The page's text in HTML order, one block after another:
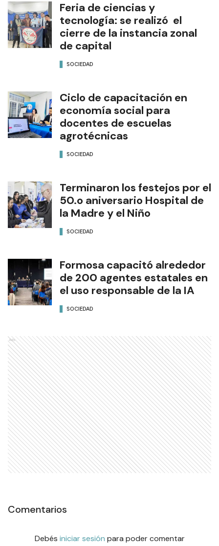
Feria de ciencias y
tecnología: se realizó el
cierre de la instancia zonal
de capital
SOCIEDAD
Ciclo de capacitación en
economía social para
docentes de escuelas
agrotécnicas
SOCIEDAD
Terminaron los festejos por el
50.o aniversario Hospital de
la Madre y el Niño
SOCIEDAD
Formosa capacitó alrededor
de 200 agentes estatales en
el uso responsable de la IA
SOCIEDAD
Ads
Comentarios
Debés iniciar sesión para poder comentar